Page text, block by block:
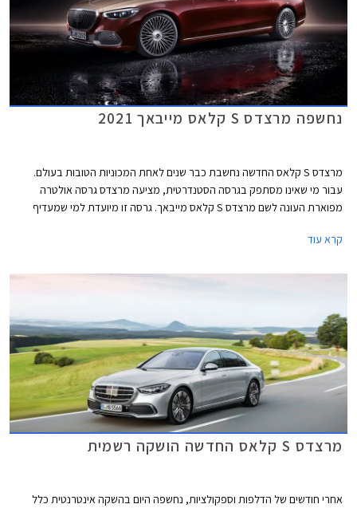
נחשפה מרצדס S קלאס מייבאך 2021
מרצדס S קלאס החדשה נחשבת כבר שנים לאחת המכוניות הטובות בעולם.
עבור מי שאינו מסתפק בגרסה הסטנדרטית, מציעה מרצדס גרסה אולטרה
מפוארת העונה לשם מרצדס S קלאס מייבאך. גרסה זו מיועדת למי שמעדיף
קרא עוד
מרצדס S קלאס החדשה הושקה רשמית
אחרי חודשים של הדלפות וספקולציות, נחשפה היום בהשקה אינטרנטית כלל